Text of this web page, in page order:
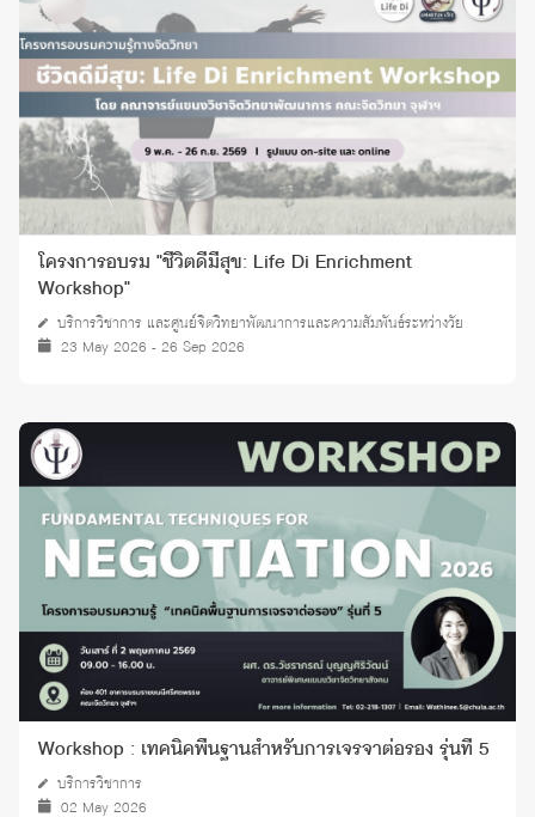
โครงการอบรม "ชีวิตดีมีสุข: Life Di Enrichment
Workshop"
บริการวิชาการ และศูนย์จิตวิทยาพัฒนาการและความสัมพันธ์ระหว่างวัย
23 May 2026 - 26 Sep 2026
Workshop : เทคนิคพื้นฐานสำหรับการเจรจาต่อรอง รุ่นที่ 5
บริการวิชาการ
02 May 2026